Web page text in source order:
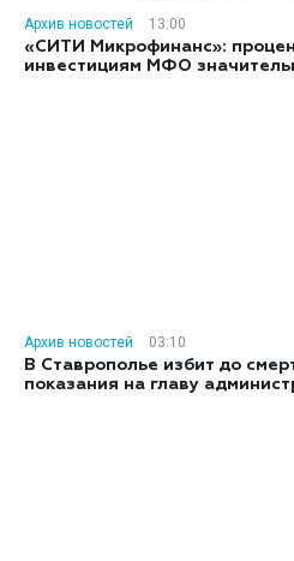
Архив новостей
13:00
«СИТИ Микрофинанс»:
инвестициям МФО
Архив новостей
03:10
В Ставрополье избит до
показания на главу